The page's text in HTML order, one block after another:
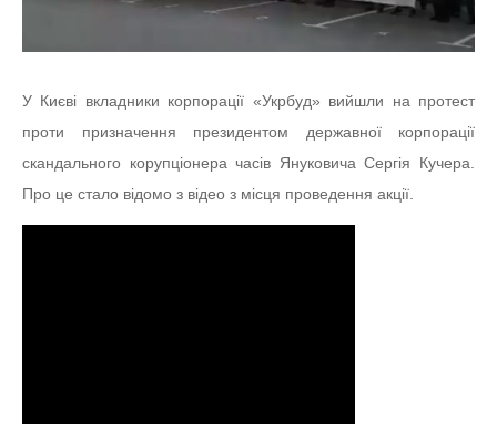
У Києві вкладники корпорації «Укрбуд» вийшли на протест
проти призначення президентом державної корпорації
скандального корупціонера часів Януковича Сергія Кучера.
Про це стало відомо з відео з місця проведення акції.